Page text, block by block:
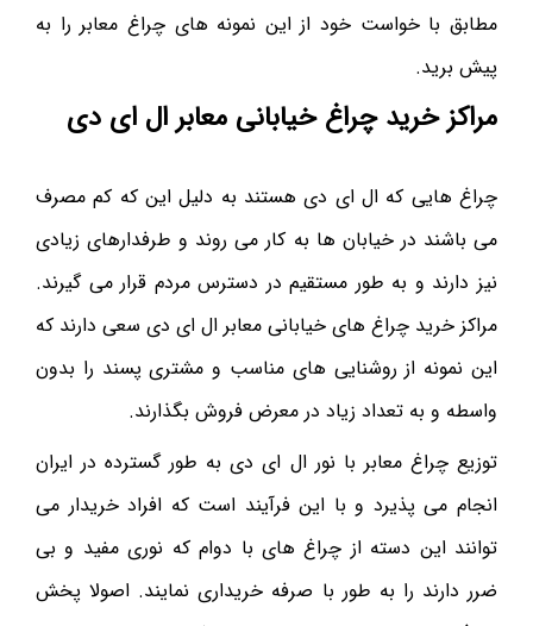
مطابق با خواست خود از این نمونه های چراغ معابر را به
پیش برید.
مراکز خرید چراغ خیابانی معابر ال ای دی
چراغ هایی که ال ای دی هستند به دلیل این که کم مصرف
می باشند در خیابان ها به کار می روند و طرفدارهای زیادی
نیز دارند و به طور مستقیم در دسترس مردم قرار می گیرند.
مراکز خرید چراغ های خیابانی معابر ال ای دی سعی دارند که
این نمونه از روشنایی های مناسب و مشتری پسند را بدون
واسطه و به تعداد زیاد در معرض فروش بگذارند.
توزیع چراغ معابر با نور ال ای دی به طور گسترده در ایران
انجام می پذیرد و با این فرآیند است که افراد خریدار می
توانند این دسته از چراغ های با دوام که نوری مفید و بی
ضرر دارند را به طور با صرفه خریداری نمایند. اصولا پخش